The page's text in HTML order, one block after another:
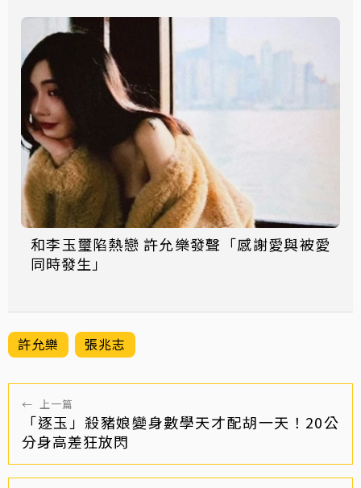
和李玉璽陷熱戀 許允樂發聲「感謝愛與被愛
同時發生」
許允樂 張兆志
← 上一篇
「逐玉」殺豬娘變身數學天才配胡一天！20公
分身高差狂放閃